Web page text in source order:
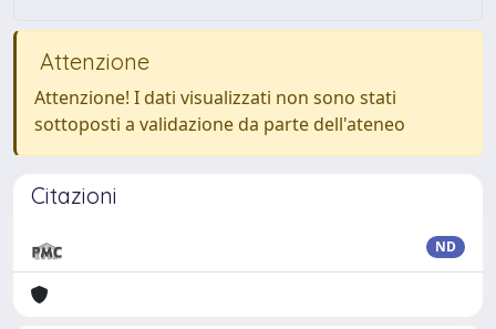
Attenzione
Attenzione! I dati visualizzati non sono stati
sottoposti a validazione da parte dell'ateneo
Citazioni
ND